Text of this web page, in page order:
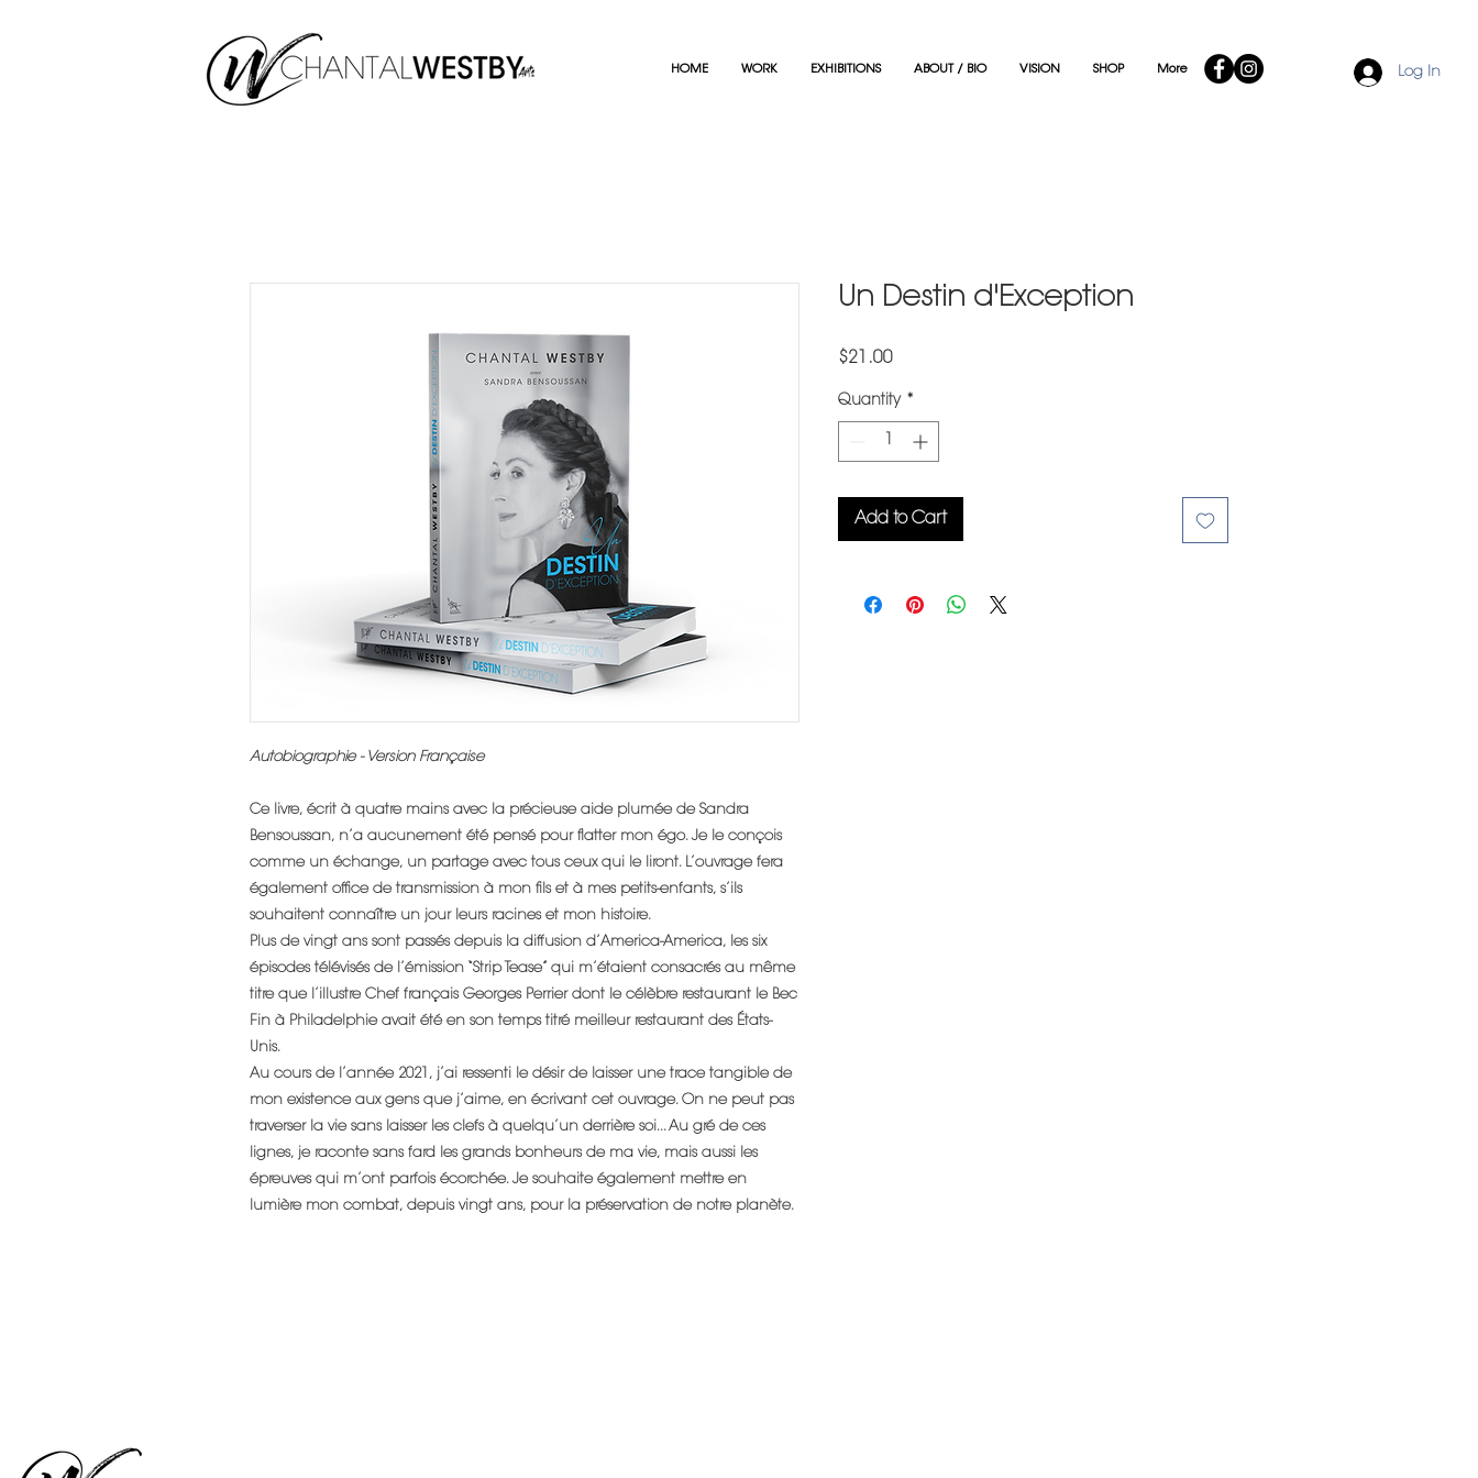
HOME WORK EXHIBITIONS ABOUT / BIO VISION SHOP More Log In
Autobiographie - Version Française
Ce livre, écrit à quatre mains avec la précieuse aide plumée de Sandra
Bensoussan, n’a aucunement été pensé pour flatter mon égo. Je le conçois
comme un échange, un partage avec tous ceux qui le liront. L’ouvrage fera
également office de transmission à mon fils et à mes petits-enfants, s’ils
souhaitent connaître un jour leurs racines et mon histoire.
Plus de vingt ans sont passés depuis la diffusion d’America-America, les six
épisodes télévisés de l’émission “Strip Tease” qui m’étaient consacrés au même
titre que l’illustre Chef français Georges Perrier dont le célèbre restaurant le Bec
Fin à Philadelphie avait été en son temps titré meilleur restaurant des États-
Unis.
Au cours de l’année 2021, j’ai ressenti le désir de laisser une trace tangible de
mon existence aux gens que j’aime, en écrivant cet ouvrage. On ne peut pas
traverser la vie sans laisser les clefs à quelqu’un derrière soi... Au gré de ces
lignes, je raconte sans fard les grands bonheurs de ma vie, mais aussi les
épreuves qui m’ont parfois écorchée. Je souhaite également mettre en
lumière mon combat, depuis vingt ans, pour la préservation de notre planète.
Un Destin d'Exception
$21.00Price
Quantity *
Add to Cart